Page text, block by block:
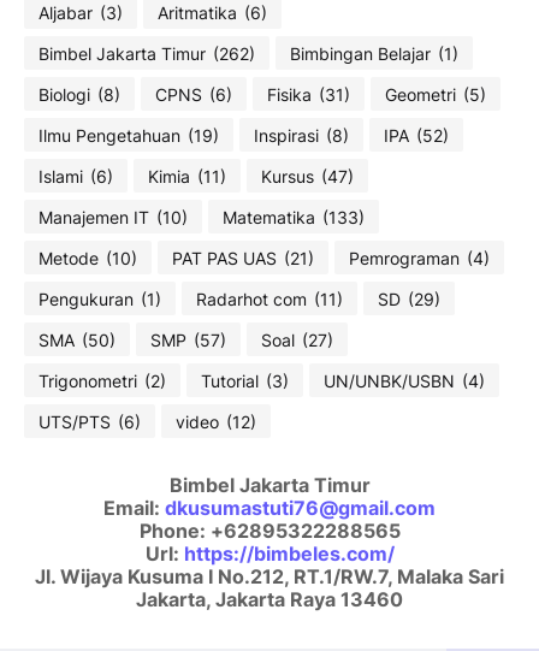
Aljabar (3) Aritmatika (6)
Bimbel Jakarta Timur (262) Bimbingan Belajar (1)
Biologi (8) CPNS (6) Fisika (31) Geometri (5)
Ilmu Pengetahuan (19) Inspirasi (8) IPA (52)
Islami (6) Kimia (11) Kursus (47)
Manajemen IT (10) Matematika (133)
Metode (10) PAT PAS UAS (21) Pemrograman (4)
Pengukuran (1) Radarhot com (11) SD (29)
SMA (50) SMP (57) Soal (27)
Trigonometri (2) Tutorial (3) UN/UNBK/USBN (4)
UTS/PTS (6) video (12)
Bimbel Jakarta Timur
Email: dkusumastuti76@gmail.com
Phone: +62895322288565
Url: https://bimbeles.com/
Jl. Wijaya Kusuma I No.212, RT.1/RW.7, Malaka Sari
Jakarta, Jakarta Raya 13460